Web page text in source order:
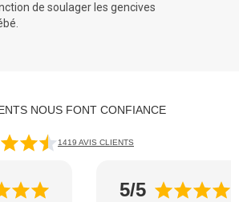
de soulager les gencives
NOUS FONT CONFIANCE
1419 AVIS CLIENTS
5/5